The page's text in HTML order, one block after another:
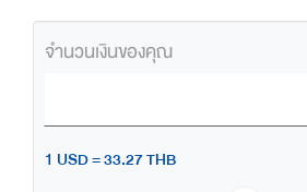
จำนวนเงินของคุณ
1 USD = 33.27 THB